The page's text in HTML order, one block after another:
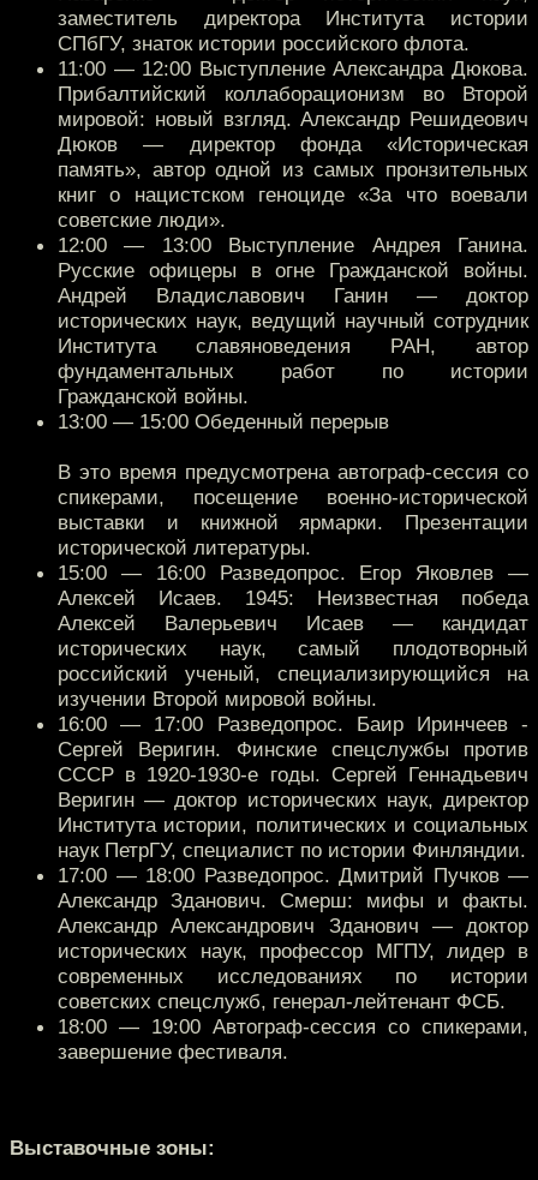
заместитель директора Института истории
СПбГУ, знаток истории российского флота.
11:00 — 12:00 Выступление Александра Дюкова.
Прибалтийский коллаборационизм во Второй
мировой: новый взгляд. Александр Решидеович
Дюков — директор фонда «Историческая
память», автор одной из самых пронзительных
книг о нацистском геноциде «За что воевали
советские люди».
12:00 — 13:00 Выступление Андрея Ганина.
Русские офицеры в огне Гражданской войны.
Андрей Владиславович Ганин — доктор
исторических наук, ведущий научный сотрудник
Института славяноведения РАН, автор
фундаментальных работ по истории
Гражданской войны.
13:00 — 15:00 Обеденный перерыв
В это время предусмотрена автограф-сессия со
спикерами, посещение военно-исторической
выставки и книжной ярмарки. Презентации
исторической литературы.
15:00 — 16:00 Разведопрос. Егор Яковлев —
Алексей Исаев. 1945: Неизвестная победа
Алексей Валерьевич Исаев — кандидат
исторических наук, самый плодотворный
российский ученый, специализирующийся на
изучении Второй мировой войны.
16:00 — 17:00 Разведопрос. Баир Иринчеев -
Сергей Веригин. Финские спецслужбы против
СССР в 1920-1930-е годы. Сергей Геннадьевич
Веригин — доктор исторических наук, директор
Института истории, политических и социальных
наук ПетрГУ, специалист по истории Финляндии.
17:00 — 18:00 Разведопрос. Дмитрий Пучков —
Александр Зданович. Смерш: мифы и факты.
Александр Александрович Зданович — доктор
исторических наук, профессор МГПУ, лидер в
современных исследованиях по истории
советских спецслужб, генерал-лейтенант ФСБ.
18:00 — 19:00 Автограф-сессия со спикерами,
завершение фестиваля.
Выставочные зоны: